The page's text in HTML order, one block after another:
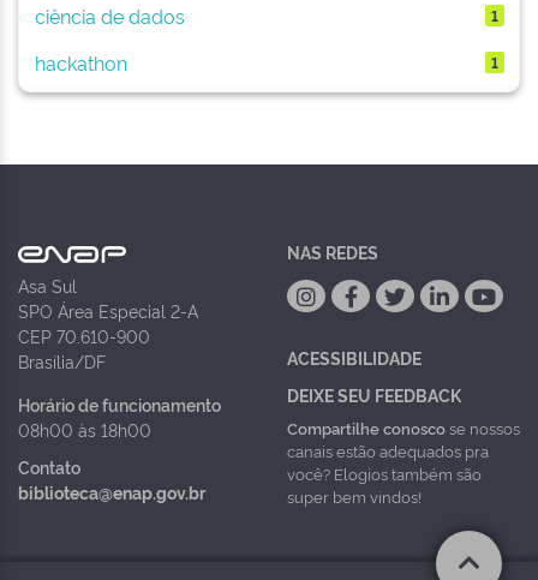
ciência de dados
1
hackathon 1
Asa Sul
SPO Área Especial 2-A
CEP 70.610-900
Brasília/DF
Horário de funcionamento
08h00 às 18h00
Contato
biblioteca@enap.gov.br
NAS REDES
ACESSIBILIDADE
DEIXE SEU FEEDBACK
Compartilhe conoscose nossos
canais estão adequados pra
você? Elogios também são
super bem vindos!